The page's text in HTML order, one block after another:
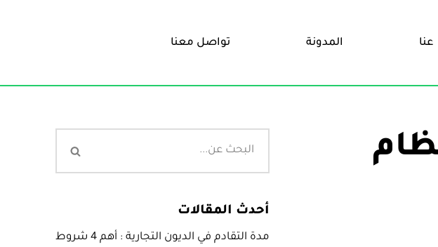
عنا المدونة تواصل معنا
أحدث المقالات
مدة التقادم في الديون التجارية : أهم 4 شروط